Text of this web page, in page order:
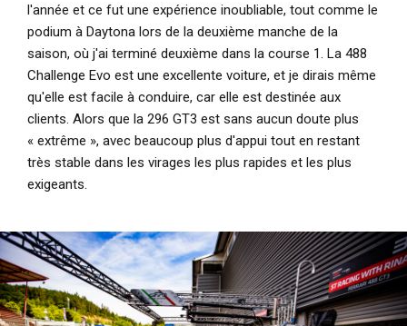
l'année et ce fut une expérience inoubliable, tout comme le
podium à Daytona lors de la deuxième manche de la
saison, où j'ai terminé deuxième dans la course 1. La 488
Challenge Evo est une excellente voiture, et je dirais même
qu'elle est facile à conduire, car elle est destinée aux
clients. Alors que la 296 GT3 est sans aucun doute plus
« extrême », avec beaucoup plus d'appui tout en restant
très stable dans les virages les plus rapides et les plus
exigeants.